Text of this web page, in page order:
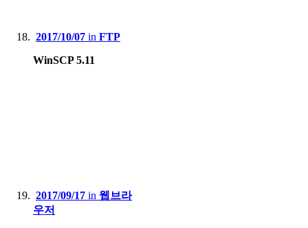
2017/10/07 in FTP
WinSCP 5.11
2017/09/17 in 웹브라
우저